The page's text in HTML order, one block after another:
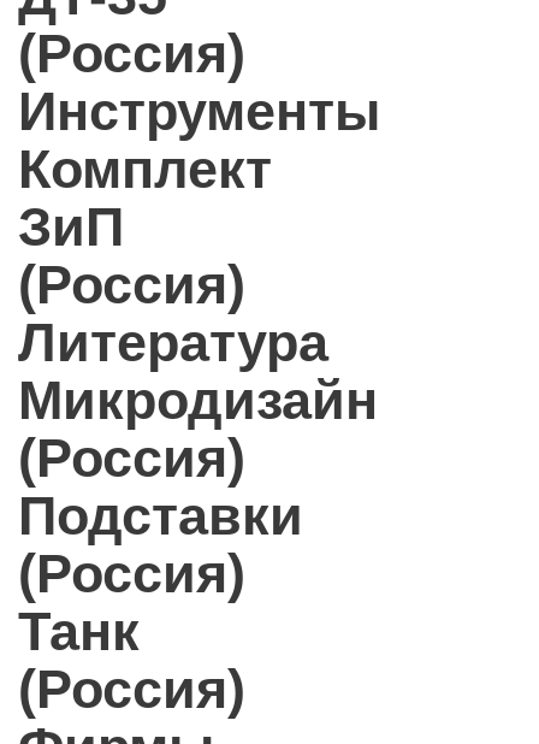
(Россия)
Инструменты
Комплект
ЗиП
(Россия)
Литература
Микродизайн
(Россия)
Подставки
(Россия)
Танк
(Россия)